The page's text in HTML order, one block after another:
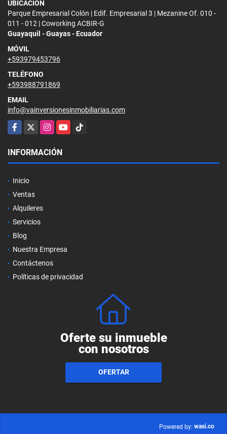
UBICACIÓN
Parque Empresarial Colón | Edif. Empresarial 3 | Mezanine Of. 010 -
011 - 012 | Coworking ACBIR-G
Guayaquil - Guayas - Ecuador
MÓVIL
+593979453796
TELÉFONO
+593988791869
EMAIL
info@vainversionesinmobiliarias.com
Facebook
X InstagramYouTubeTikTok
INFORMACIÓN
Inicio
Ventas
Alquileres
Servicios
Blog
Nuestra Empresa
Contáctenos
Políticas de privacidad
Oferte su inmueble
con nosotros
OFERTAR
Powered by: wasi.co